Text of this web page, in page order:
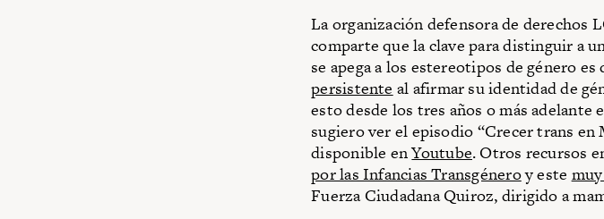
La organización defensora de derechos
comparte que la clave para distinguir a
se apega a los estereotipos de género
persistente al afirmar su identidad de
esto desde los tres años o más
sugiero ver el episodio “Crecer trans en
disponible enYoutube. Otros recursos
por las Infancias Transgéneroy este
Fuerza Ciudadana Quiroz, dirigido a